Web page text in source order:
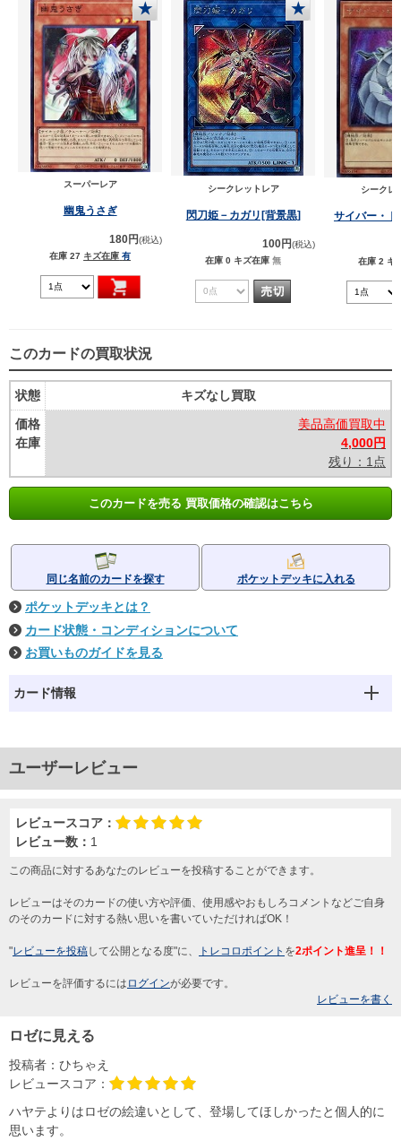
★
スーパーレア
幽鬼うさぎ
180円(税込)
在庫 27 キズ在庫 有
★
シークレットレア
閃刀姫－カガリ[背景黒]
100円(税込)
在庫 0 キズ在庫 無
シークレ
サイバー・
在庫 2 キ
このカードの買取状況
状態
価格
在庫
キズなし買取
美品高価買取中
4,000円
残り：1点
このカードを売る 買取価格の確認はこちら
同じ名前のカードを探す ポケットデッキに入れる
ポケットデッキとは？
カード状態・コンディションについて
お買いものガイドを見る
カード情報
ユーザーレビュー
レビュースコア：
レビュー数： 1
この商品に対するあなたのレビューを投稿することができます。
レビューはそのカードの使い方や評価、使用感やおもしろコメントなどご自身
のそのカードに対する熱い思いを書いていただければOK！
"レビューを投稿して公開となる度"に、 トレコロポイント を2ポイント進呈！！
レビューを評価するには ログインが必要です。
レビューを書く
ロゼに見える
投稿者： ひちゃえ
レビュースコア：
ハヤテよりはロゼの絵違いとして、登場してほしかったと個人的に
思います。